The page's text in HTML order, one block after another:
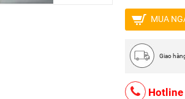
MUA
Giao
Hotline